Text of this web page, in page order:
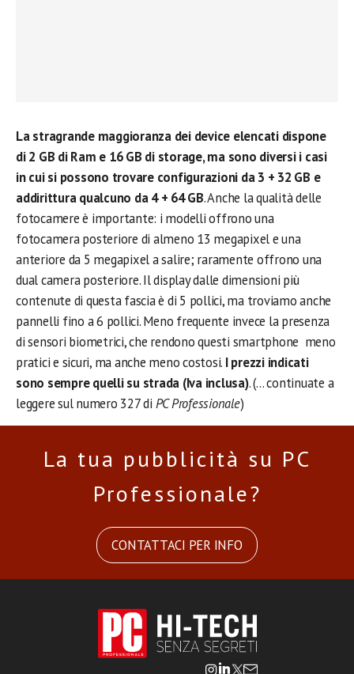
La stragrande maggioranza dei device elencati dispone
di 2 GB di Ram e 16 GB di storage, ma sono diversi i casi
in cui si possono trovare configurazioni da 3 + 32 GB e
addirittura qualcuno da 4 + 64 GB. Anche la qualità delle
fotocamere è importante: i modelli offrono una
fotocamera posteriore di almeno 13 megapixel e una
anteriore da 5 megapixel a salire; raramente offrono una
dual camera posteriore. Il display dalle dimensioni più
contenute di questa fascia è di 5 pollici, ma troviamo anche
pannelli fino a 6 pollici. Meno frequente invece la presenza
di sensori biometrici, che rendono questi smartphone meno
pratici e sicuri, ma anche meno costosi. I prezzi indicati
sono sempre quelli su strada (Iva inclusa). (… continuate a
leggere sul numero 327 di PC Professionale)
La tua pubblicità su PC
Professionale?
CONTATTACI PER INFO